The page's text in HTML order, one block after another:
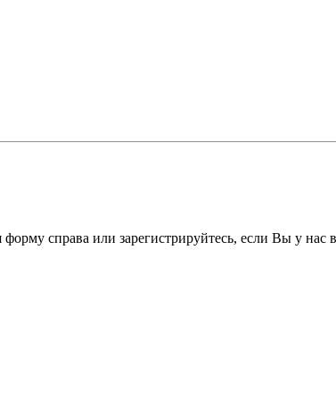
справа или зарегистрируйтесь, если Вы у нас